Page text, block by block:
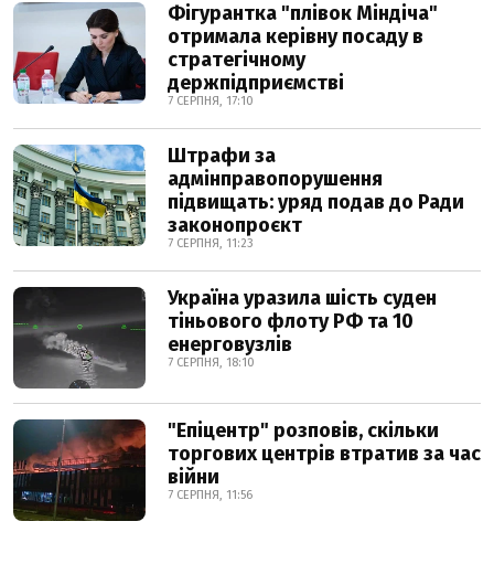
Фігурантка "плівок Міндіча"
отримала керівну посаду в
стратегічному
держпідприємстві
7 СЕРПНЯ, 17:10
Штрафи за
адмінправопорушення
підвищать: уряд подав до Ради
законопроєкт
7 СЕРПНЯ, 11:23
Україна уразила шість суден
тіньового флоту РФ та 10
енерговузлів
7 СЕРПНЯ, 18:10
"Епіцентр" розповів, скільки
торгових центрів втратив за час
війни
7 СЕРПНЯ, 11:56